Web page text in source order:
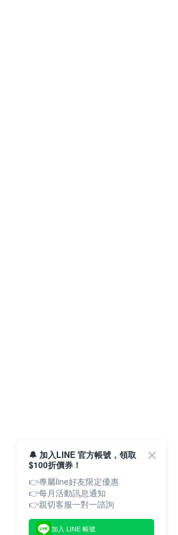
🔔 加入LINE 官方帳號，領取
$100折價券！
👉專屬line好友限定優惠
👉每月活動訊息通知
加入 LINE 帳號